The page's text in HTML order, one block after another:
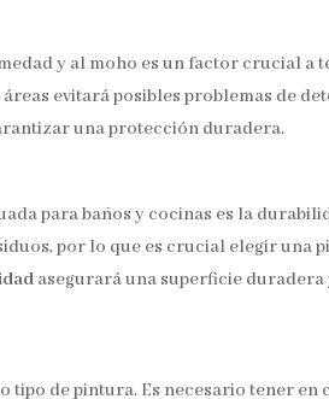
y al moho es un factor crucial a
evitará posibles problemas de
una protección duradera.
para baños y cocinas es la
por lo que es crucial elegir una
asegurará una superficie
tipo de pintura. Es necesario tener